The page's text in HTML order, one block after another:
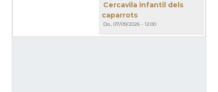
Cercavila infantil dels
caparrots
Do., 07/09/2026 - 12:00